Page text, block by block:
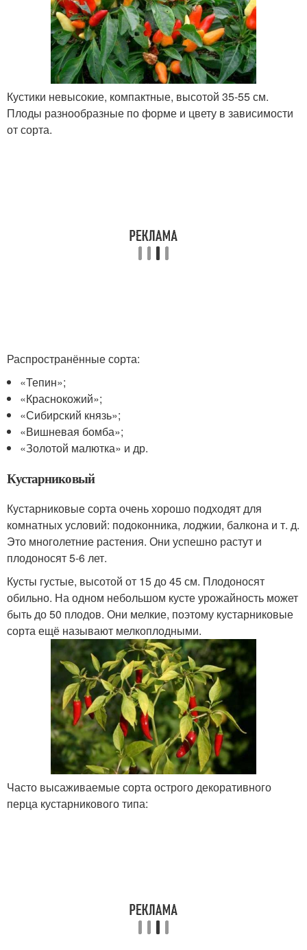
Кустики невысокие, компактные, высотой 35-55 см.
Плоды разнообразные по форме и цвету в зависимости
от сорта.
Распространённые сорта:
«Тепин»;
«Краснокожий»;
«Сибирский князь»;
«Вишневая бомба»;
«Золотой малютка» и др.
Кустарниковый
Кустарниковые сорта очень хорошо подходят для
комнатных условий: подоконника, лоджии, балкона и т. д.
Это многолетние растения. Они успешно растут и
плодоносят 5-6 лет.
Кусты густые, высотой от 15 до 45 см. Плодоносят
обильно. На одном небольшом кусте урожайность может
быть до 50 плодов. Они мелкие, поэтому кустарниковые
сорта ещё называют мелкоплодными.
Часто высаживаемые сорта острого декоративного
перца кустарникового типа: